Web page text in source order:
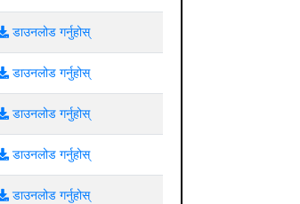
डाउनलोड गर्नुहोस्
डाउनलोड गर्नुहोस्
डाउनलोड गर्नुहोस्
डाउनलोड गर्नुहोस्
डाउनलोड गर्नुहोस्